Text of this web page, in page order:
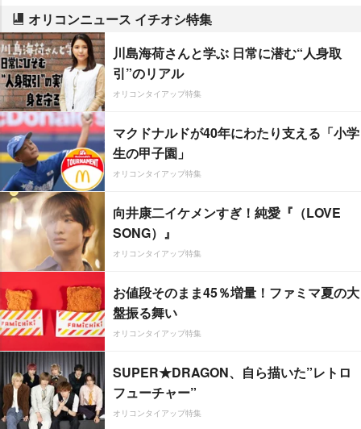
オリコンニュース イチオシ特集
川島海荷さんと学ぶ 日常に潜む“人身取
引”のリアル
オリコンタイアップ特集
マクドナルドが40年にわたり支える「小学
生の甲子園」
オリコンタイアップ特集
向井康二イケメンすぎ！純愛『（LOVE
SONG）』
オリコンタイアップ特集
お値段そのまま45％増量！ファミマ夏の大
盤振る舞い
オリコンタイアップ特集
SUPER★DRAGON、自ら描いた”レトロ
フューチャー”
オリコンタイアップ特集